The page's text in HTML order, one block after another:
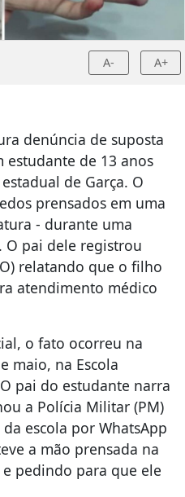
A- A+
denúncia de suposta
estudante de 13 anos
de Garça. O
prensados em uma
- durante uma
O pai dele registrou
relatando que o filho
atendimento médico
o fato ocorreu na
maio, na Escola
pai do estudante narra
a Polícia Militar (PM)
escola por WhatsApp
a mão prensada na
pedindo para que ele